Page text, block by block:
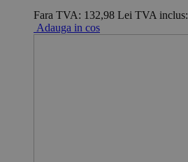
Fara TVA: 132,98 Lei TVA inclus:
Adauga in cos